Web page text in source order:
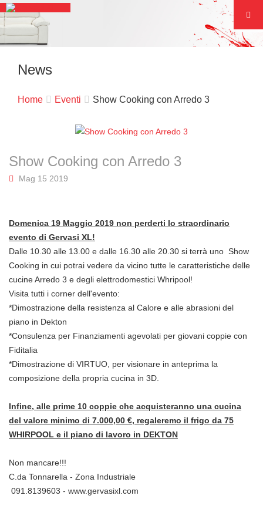
News
Home Eventi Show Cooking con Arredo 3
Show Cooking con Arredo 3
Mag 15 2019
Domenica 19 Maggio 2019 non perderti lo straordinario
evento di Gervasi XL!
Dalle 10.30 alle 13.00 e dalle 16.30 alle 20.30 si terrà uno Show
Cooking in cui potrai vedere da vicino tutte le caratteristiche delle
cucine Arredo 3 e degli elettrodomestici Whripool!
Visita tutti i corner dell'evento:
*Dimostrazione della resistenza al Calore e alle abrasioni del
piano in Dekton
*Consulenza per Finanziamenti agevolati per giovani coppie con
Fiditalia
*Dimostrazione di VIRTUO, per visionare in anteprima la
composizione della propria cucina in 3D.
Infine, alle prime 10 coppie che acquisteranno una cucina
del valore minimo di 7.000,00 €, regaleremo il frigo da 75
WHIRPOOL e il piano di lavoro in DEKTON
Non mancare!!!
C.da Tonnarella - Zona Industriale
091.8139603 - www.gervasixl.com